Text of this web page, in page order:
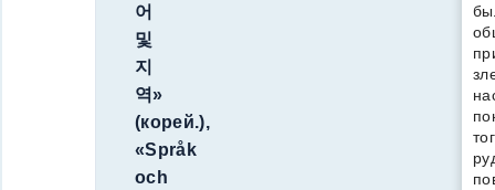
어
및
지
역»
(корей.),
«Språk
och